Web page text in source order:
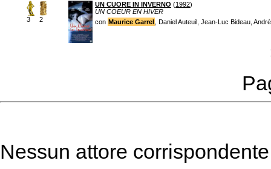
3 2
UN CUORE IN INVERNO (1992)
UN COEUR EN HIVER
con Maurice Garrel , Daniel Auteuil, Jean-Luc Bideau,
Nessun attore